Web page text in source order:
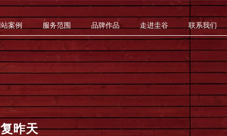
案例 服务范围 品牌作品 走进圭谷 联系我们
昨天